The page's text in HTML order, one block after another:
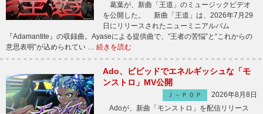
葛葉が、新曲「王道」のミュージックビデオ
を公開した。 新曲「王道」は、2026年7月29
日にリリースされたニューミニアルバム
『Adamantite』の収録曲。Ayaseによる提供曲で、“王者の苦悩”と“これからの
意思表明”が込められてい … 続きを読む
Ado、ビビッドでエネルギッシュな「モ
ンストロ」MV公開
Ｊ－ＰＯＰ
2026年8月8日
Adoが、新曲「モンストロ」を配信リリース